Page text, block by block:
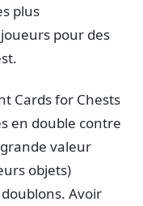
plus
pour des
Cards for Chests
en double contre
valeur
objets)
Avoir